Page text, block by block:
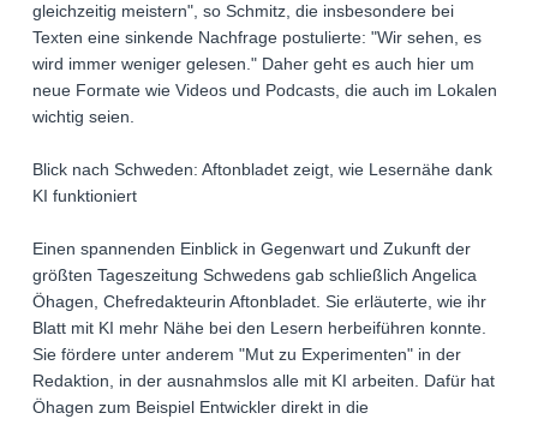
gleichzeitig meistern", so Schmitz, die insbesondere bei
Texten eine sinkende Nachfrage postulierte: "Wir sehen, es
wird immer weniger gelesen." Daher geht es auch hier um
neue Formate wie Videos und Podcasts, die auch im Lokalen
wichtig seien.
Blick nach Schweden: Aftonbladet zeigt, wie Lesernähe dank
KI funktioniert
Einen spannenden Einblick in Gegenwart und Zukunft der
größten Tageszeitung Schwedens gab schließlich Angelica
Öhagen, Chefredakteurin Aftonbladet. Sie erläuterte, wie ihr
Blatt mit KI mehr Nähe bei den Lesern herbeiführen konnte.
Sie fördere unter anderem "Mut zu Experimenten" in der
Redaktion, in der ausnahmslos alle mit KI arbeiten. Dafür hat
Öhagen zum Beispiel Entwickler direkt in die